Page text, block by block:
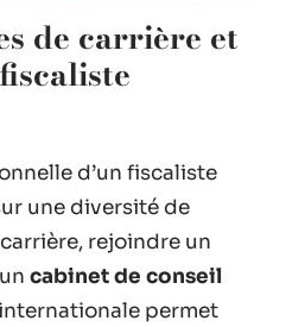
de carrière et
d’un fiscaliste
une diversité de
rejoindre un
cabinet de conseil
permet